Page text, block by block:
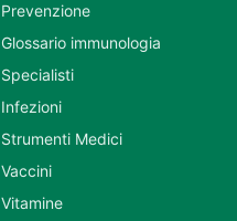
Prevenzione
Glossario immunologia
Specialisti
Infezioni
Strumenti Medici
Vaccini
Vitamine